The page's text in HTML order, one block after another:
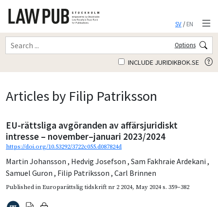
SV/EN
Options
INCLUDE JURIDIKBOK.SE
Articles by Filip Patriksson
EU-rättsliga avgöranden av affärsjuridiskt
intresse – november–januari 2023/2024
https://doi.org/10.53292/3722c055.d087824d
Martin Johansson , Hedvig Josefson , Sam Fakhraie Ardekani ,
Samuel Guron , Filip Patriksson , Carl Brinnen
Published inEuroparättslig tidskrift nr 2 2024, May 2024s. 359–382